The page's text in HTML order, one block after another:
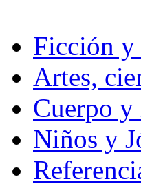
Ficción y
Artes,
Cuerpo y
Niños y